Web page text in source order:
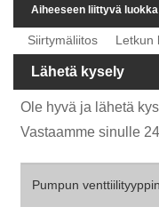
Aiheeseen liittyvä luokka
Siirtymäliitos Letkun
Lähetä kysely
Ole hyvä ja lähetä
Vastaamme sinulle